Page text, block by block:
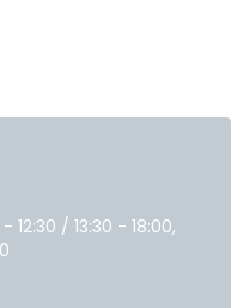
/ 13:30 - 18:00,